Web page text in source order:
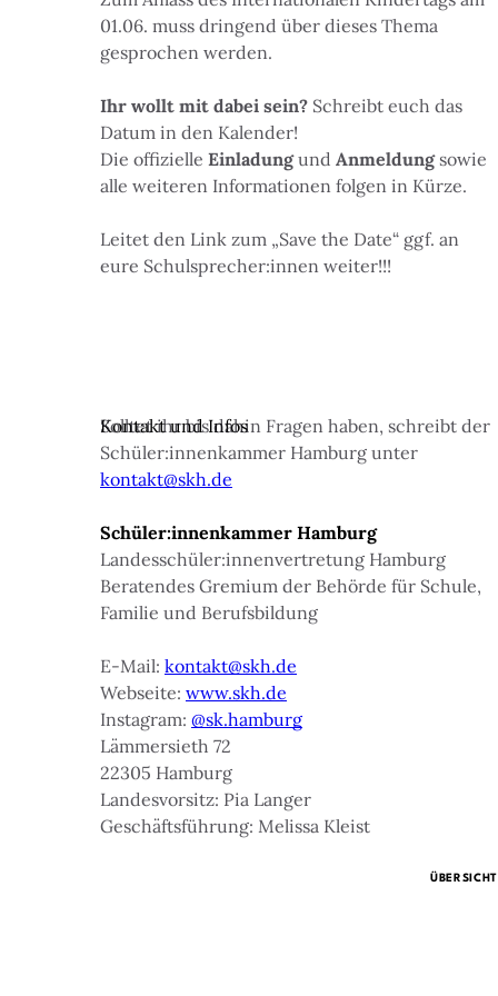
ÜBERSICHT
01.06. muss dringend über dieses Thema
gesprochen werden.
Ihr wollt mit dabei sein? Schreibt euch das
Datum in den Kalender!
Die offizielle Einladungund Anmeldungsowie
alle weiteren Informationen folgen in Kürze.
Leitet den Link zum „Save the Date“ ggf. an
eure Schulsprecher:innen weiter!!!
Kontakt und Infos
Solltet ihr bis dahin Fragen haben, schreibt der
Schüler:innenkammer Hamburg unter
kontakt@skh.de
Schüler:innenkammer Hamburg
Landesschüler:innenvertretung Hamburg
Beratendes Gremium der Behörde für Schule,
Familie und Berufsbildung
E-Mail: kontakt@skh.de
Webseite: www.skh.de
Instagram: @sk.hamburg
Lämmersieth 72
22305 Hamburg
Landesvorsitz: Pia Langer
Geschäftsführung: Melissa Kleist